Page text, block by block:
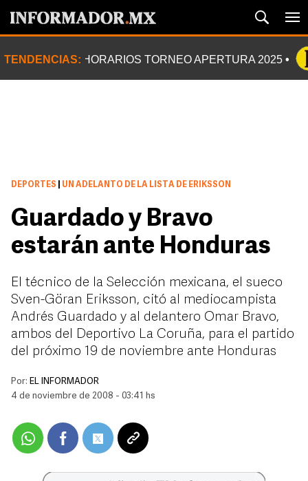
TENDENCIAS: HORARIOS TORNEO APERTURA 2025
DEPORTES UN ADELANTO DE LA LISTA DE ERIKSSON
Guardado y Bravo
estarán ante Honduras
El técnico de la Selección mexicana, el sueco
Sven-Göran Eriksson, citó al mediocampista
Andrés Guardado y al delantero Omar Bravo,
ambos del Deportivo La Coruña, para el partido
del próximo 19 de noviembre ante Honduras
Por: EL INFORMADOR
4 de noviembre de 2008 - 03:41 hs